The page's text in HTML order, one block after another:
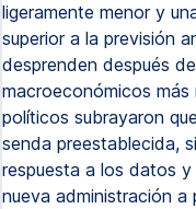
ligeramente menor y
superior a la previsión
desprenden después
macroeconómicos
políticos subrayaron
senda preestablecida,
respuesta a los datos
nueva administración